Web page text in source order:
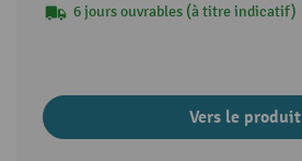
6 jours ouvrables (à titre indicatif)
Vers le produit